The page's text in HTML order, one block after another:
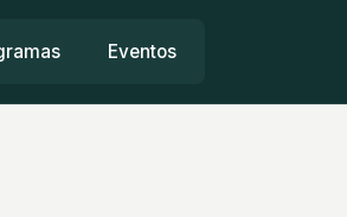
Eventos